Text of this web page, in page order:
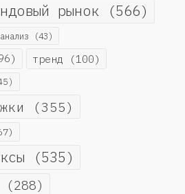
рынок (566)
(43)
тренд (100)
(355)
(535)
(288)